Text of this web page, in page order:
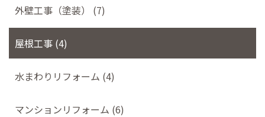
外壁工事（塗装） (7)
屋根工事 (4)
水まわりリフォーム (4)
マンションリフォーム (6)